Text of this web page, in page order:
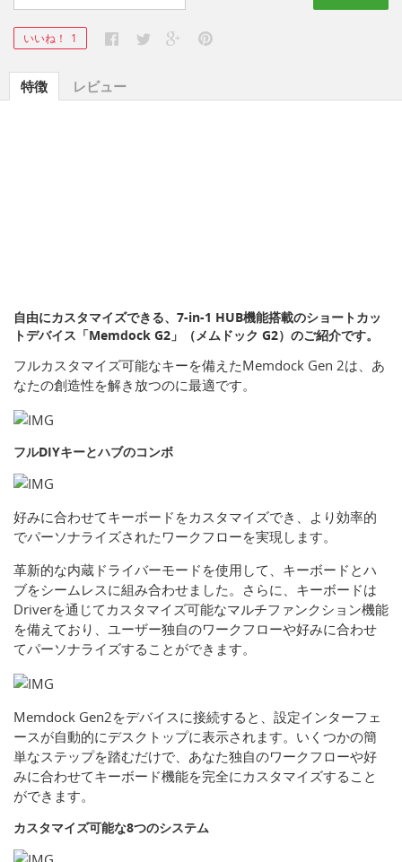
いいね！ 1
特徴 レビュー
自由にカスタマイズできる、7-in-1 HUB機能搭載のショートカッ
トデバイス「Memdock G2」（メムドック G2）のご紹介です。
フルカスタマイズ可能なキーを備えたMemdock Gen 2は、あ
なたの創造性を解き放つのに最適です。
フルDIYキーとハブのコンボ
好みに合わせてキーボードをカスタマイズでき、より効率的
でパーソナライズされたワークフローを実現します。
革新的な内蔵ドライバーモードを使用して、キーボードとハ
ブをシームレスに組み合わせました。さらに、キーボードは
Driverを通じてカスタマイズ可能なマルチファンクション機能
を備えており、ユーザー独自のワークフローや好みに合わせ
てパーソナライズすることができます。
Memdock Gen2をデバイスに接続すると、設定インターフェ
ースが自動的にデスクトップに表示されます。いくつかの簡
単なステップを踏むだけで、あなた独自のワークフローや好
みに合わせてキーボード機能を完全にカスタマイズすること
ができます。
カスタマイズ可能な8つのシステム